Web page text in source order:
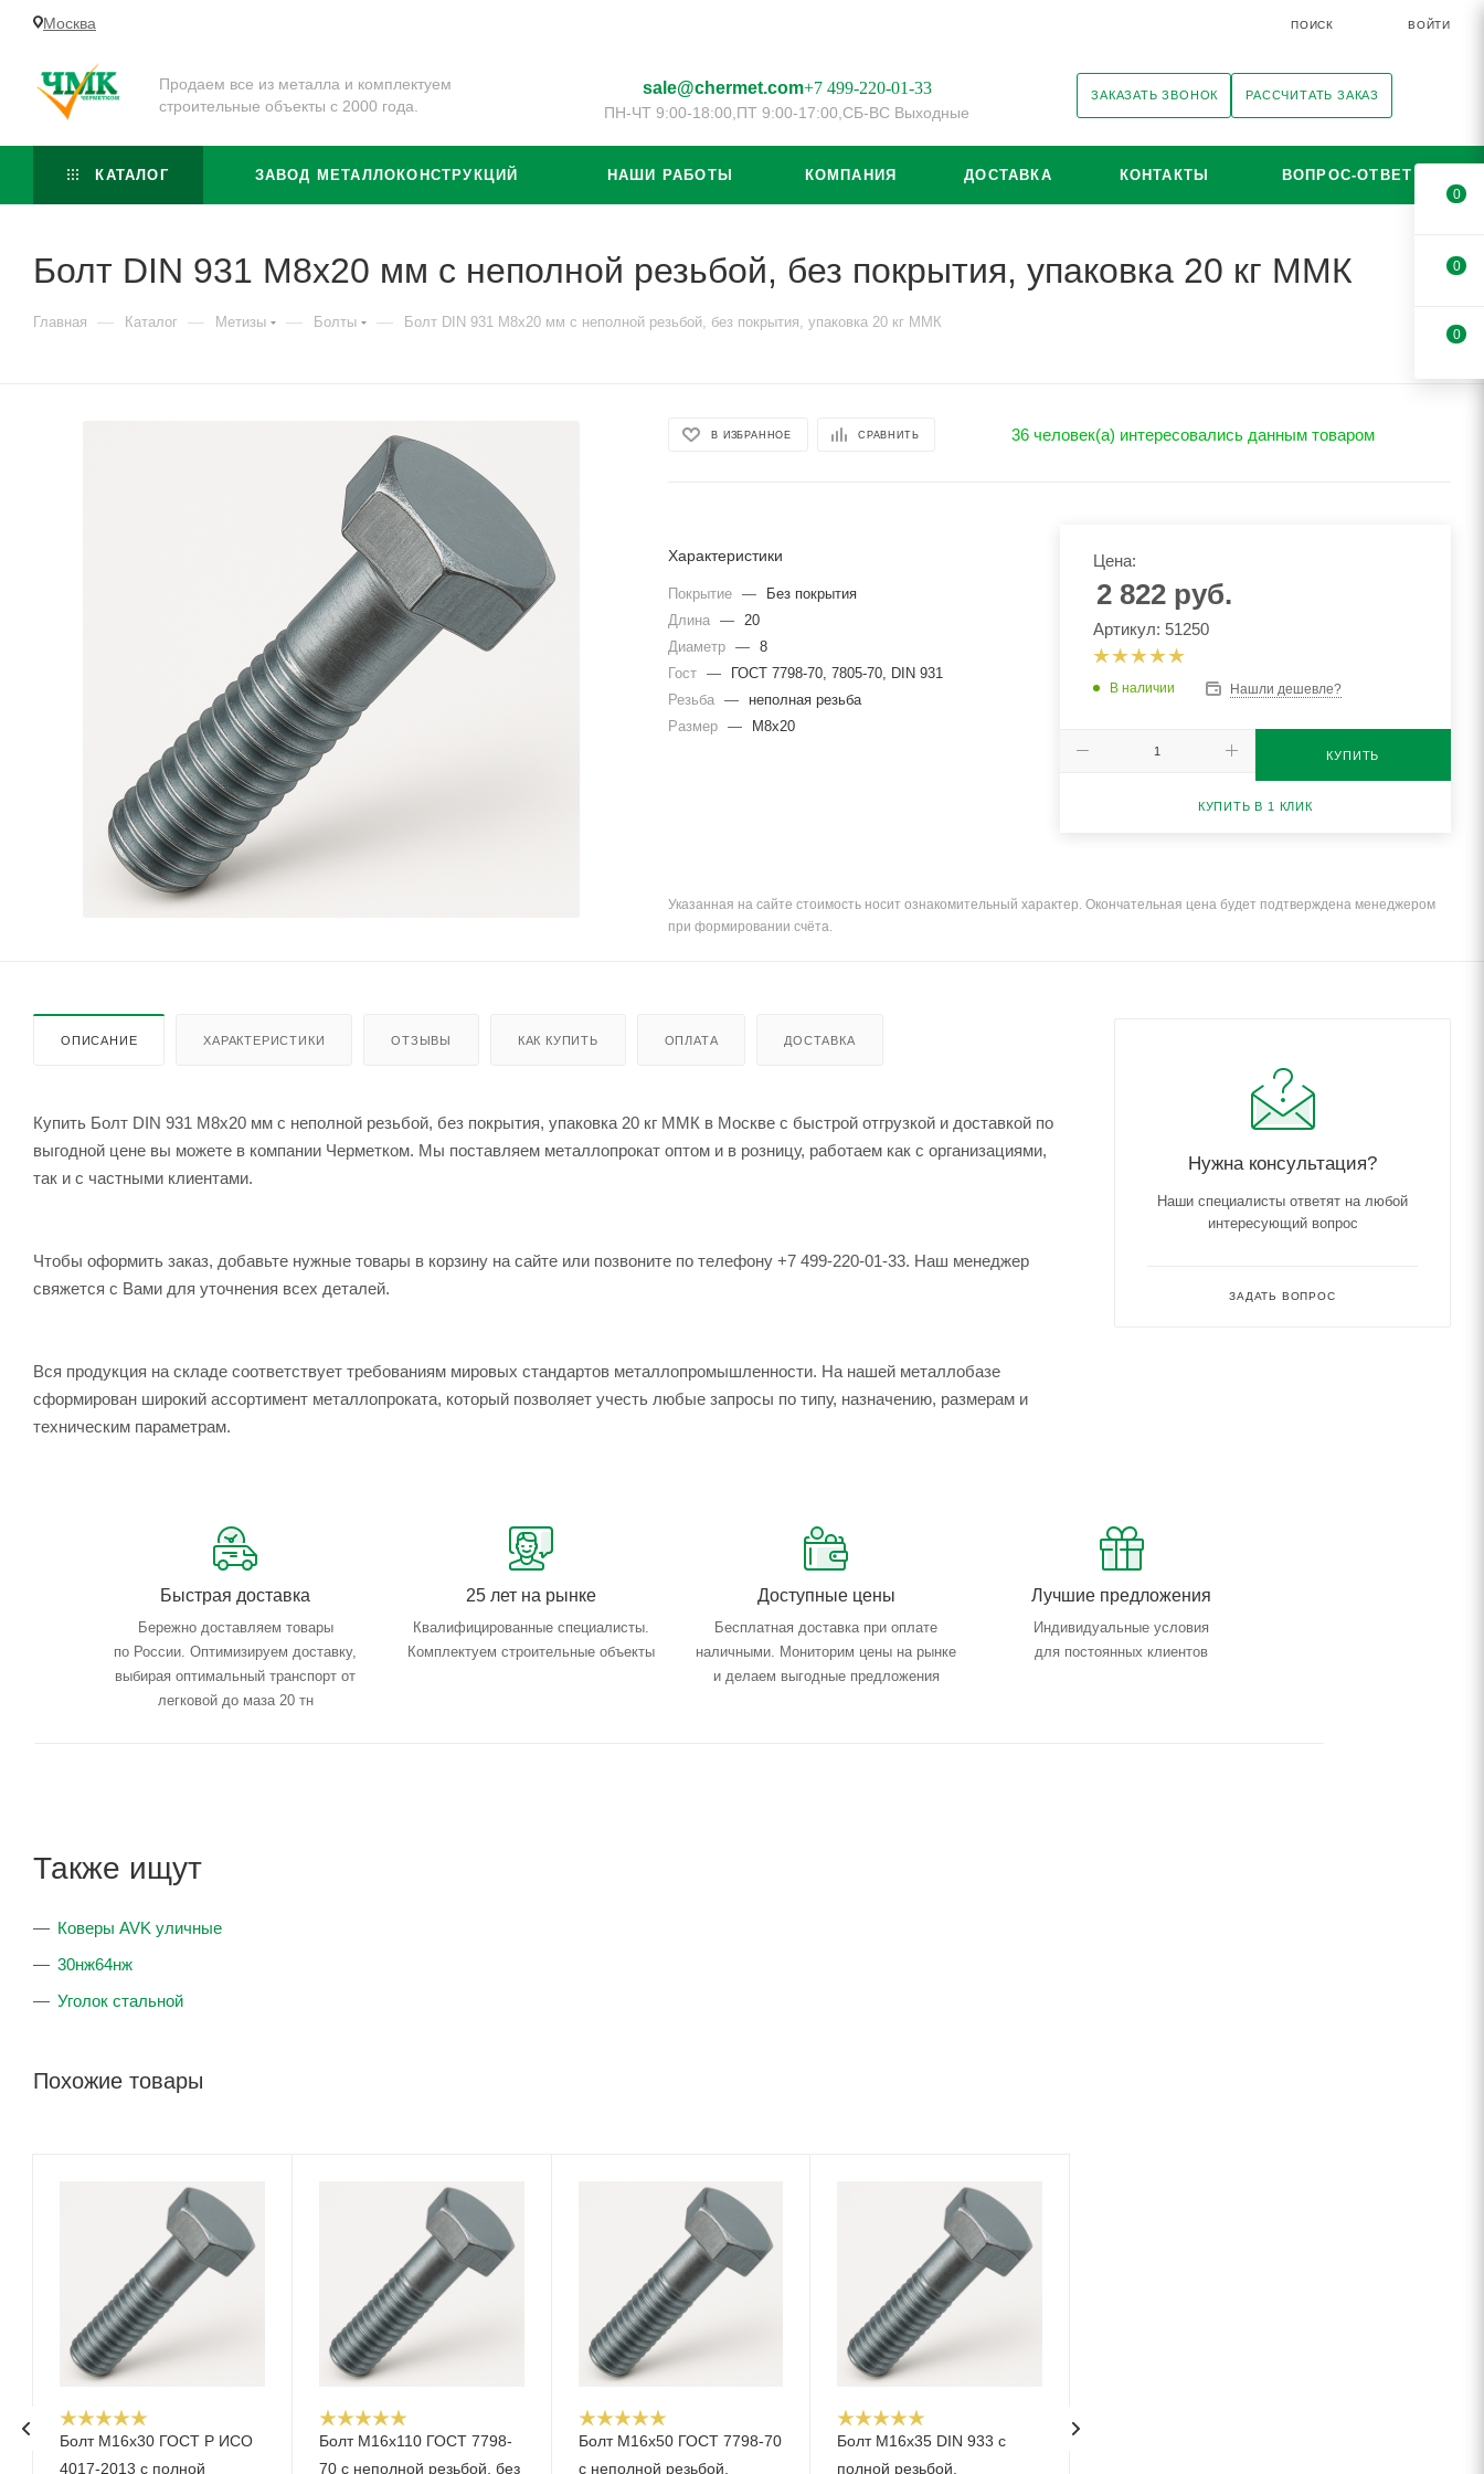
Москва ПОИСК ВОЙТИ
Продаем все из металла и комплектуем
строительные объекты с 2000 года.
sale@chermet.com+7 499-220-01-33
ПН-ЧТ 9:00-18:00, ПТ 9:00-17:00, СБ-ВС Выходные
ЗАКАЗАТЬ ЗВОНОК РАССЧИТАТЬ ЗАКАЗ
КАТАЛОГ ЗАВОД МЕТАЛЛОКОНСТРУКЦИЙ НАШИ РАБОТЫ КОМПАНИЯ ДОСТАВКА КОНТАКТЫ ВОПРОС-ОТВЕТ
Болт DIN 931 М8х20 мм с неполной резьбой, без покрытия, упаковка 20 кг ММК
Главная — Каталог — Метизы — Болты — Болт DIN 931 М8х20 мм с неполной резьбой, без покрытия, упаковка 20 кг ММК
В ИЗБРАННОЕ СРАВНИТЬ 36 человек(а) интересовались данным товаром
Характеристики
Покрытие —
Без покрытия
Длина
—
20
Диаметр
—
8
Гост
—
ГОСТ 7798-70, 7805-70, DIN 931
Резьба
—
неполная резьба
Размер
— М8х20
Цена:
2 822руб.
Артикул: 51250
В наличии Нашли дешевле?
КУПИТЬ
КУПИТЬ В 1 КЛИК
Указанная на сайте стоимость носит ознакомительный характер. Окончательная цена будет подтверждена менеджером
при формировании счёта.
ОПИСАНИЕ ХАРАКТЕРИСТИКИ ОТЗЫВЫ КАК КУПИТЬ ОПЛАТА ДОСТАВКА
Купить Болт DIN 931 М8х20 мм с неполной резьбой, без покрытия, упаковка 20 кг ММК в Москве с быстрой отгрузкой и доставкой по
выгодной цене вы можете в компании Черметком. Мы поставляем металлопрокат оптом и в розницу, работаем как с организациями,
так и с частными клиентами.
Чтобы оформить заказ, добавьте нужные товары в корзину на сайте или позвоните по телефону +7 499-220-01-33. Наш менеджер
свяжется с Вами для уточнения всех деталей.
Вся продукция на складе соответствует требованиям мировых стандартов металлопромышленности. На нашей металлобазе
сформирован широкий ассортимент металлопроката, который позволяет учесть любые запросы по типу, назначению, размерам и
техническим параметрам.
Быстрая доставка
Бережно доставляем товары
по России. Оптимизируем доставку,
выбирая оптимальный транспорт от
легковой до маза 20 тн
25 лет на рынке
Квалифицированные специалисты.
Комплектуем строительные объекты
Доступные цены
Бесплатная доставка при оплате
наличными. Мониторим цены на рынке
и делаем выгодные предложения
Лучшие предложения
Индивидуальные условия
для постоянных клиентов
Также ищут
Коверы AVK уличные
30нж64нж
Уголок стальной
Похожие товары
Болт М16x30 ГОСТ Р ИСО
4017-2013 с полной
Болт М16x110 ГОСТ 7798-
70 с неполной резьбой, без
Болт М16x50 ГОСТ 7798-70
с неполной резьбой,
Болт М16x35 DIN 933 с
полной резьбой,
Нужна консультация?
Наши специалисты ответят на любой
интересующий вопрос
ЗАДАТЬ ВОПРОС
0
0
0